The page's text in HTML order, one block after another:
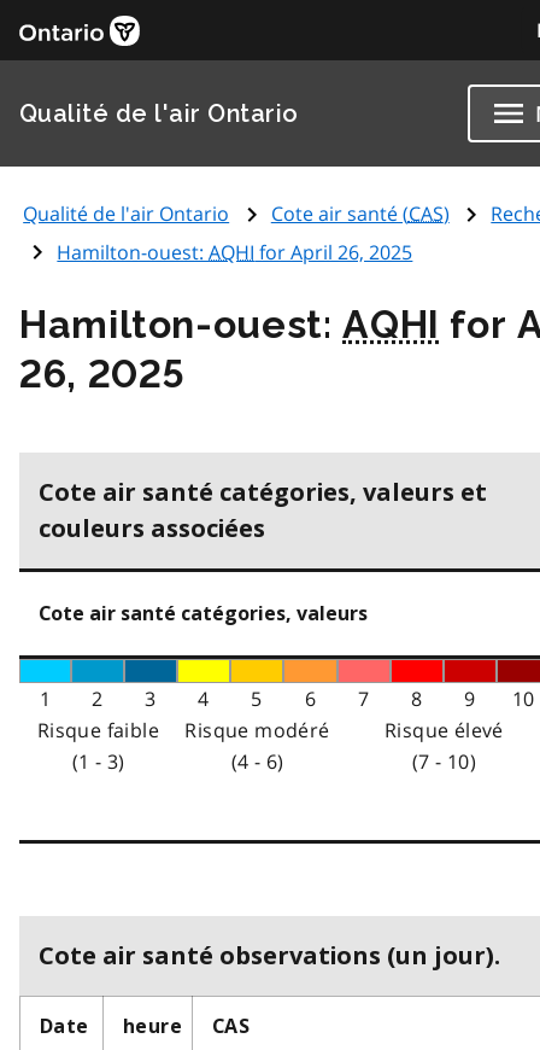
Qualité de l'air Ontario
Qualité de l'air Ontario Cote air santé (CAS)
Hamilton-ouest:AQHI for April 26, 2025
Hamilton-ouest:AQHI for
26, 2025
Cote air santé catégories, valeurs et
couleurs associées
Cote air santé catégories, valeurs
1 2 3 4 5 6 7 8 9
10
Risque faible
(1 - 3)
Risque modéré
(4 - 6)
Risque élevé
(7 - 10)
Cote air santé observations (un jour).
Date heure CAS